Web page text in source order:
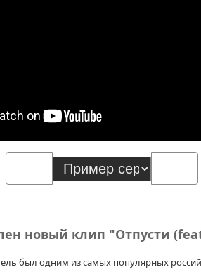
новый клип "Отпусти
был одним из самых популярных